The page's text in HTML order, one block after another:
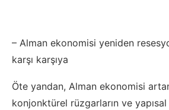
– Alman ekonomisi yeniden
karşı karşıya
Öte yandan, Alman ekonomisi
konjonktürel rüzgarların ve